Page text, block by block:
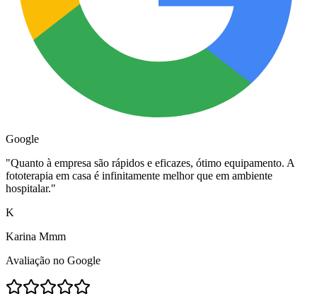
Google
"Quanto à empresa são rápidos e eficazes, ótimo equipamento. A
fototerapia em casa é infinitamente melhor que em ambiente
hospitalar."
K
Karina Mmm
Avaliação no Google